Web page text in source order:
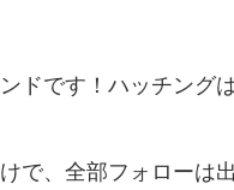
ドです！ハッチング
で、全部フォローは